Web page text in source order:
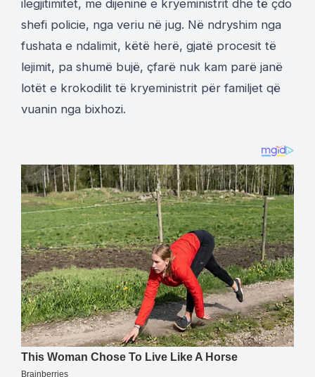
ilegjitimitet, me dijeninë e kryeministrit dhe të çdo
shefi policie, nga veriu në jug. Në ndryshim nga
fushata e ndalimit, këtë herë, gjatë procesit të
lejimit, pa shumë bujë, çfarë nuk kam parë janë
lotët e krokodilit të kryeministrit për familjet që
vuanin nga bixhozi.